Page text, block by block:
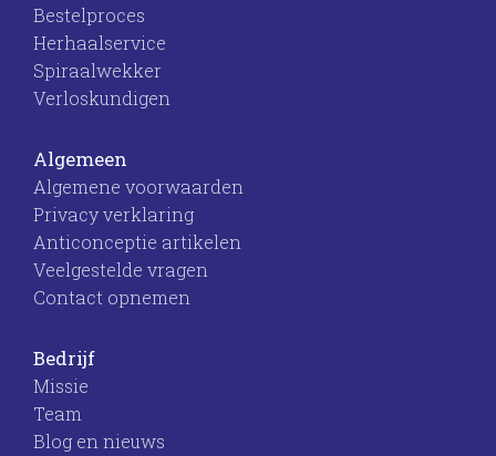
Bestelproces
Herhaalservice
Spiraalwekker
Verloskundigen
Algemeen
Algemene voorwaarden
Privacy verklaring
Anticonceptie artikelen
Veelgestelde vragen
Contact opnemen
Bedrijf
Missie
Team
Blog en nieuws